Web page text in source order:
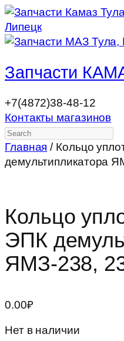
Запчасти
+7(4872)38-48-12
Контакты магазинов
Search
Главная / Кольцо
демультипликатора
Кольцо
ЭПК
ЯМЗ-238,
0.00₽
Нет в наличии